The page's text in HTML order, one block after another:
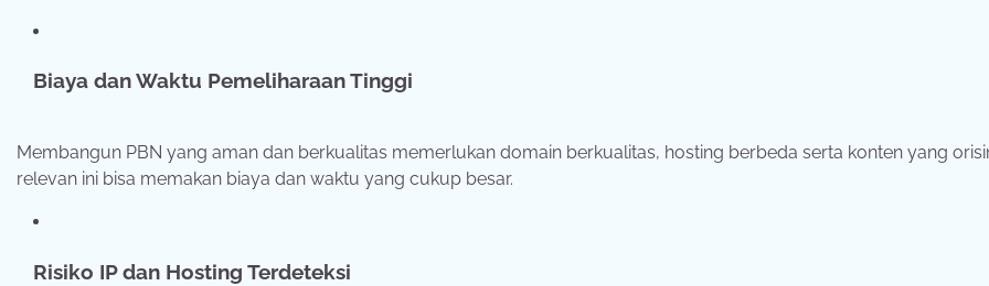
Biaya dan Waktu Pemeliharaan Tinggi
Membangun PBN yang aman dan berkualitas memerlukan domain berkualitas, hosting berbeda serta konten yang
relevan ini bisa memakan biaya dan waktu yang cukup besar.
Risiko IP dan Hosting Terdeteksi